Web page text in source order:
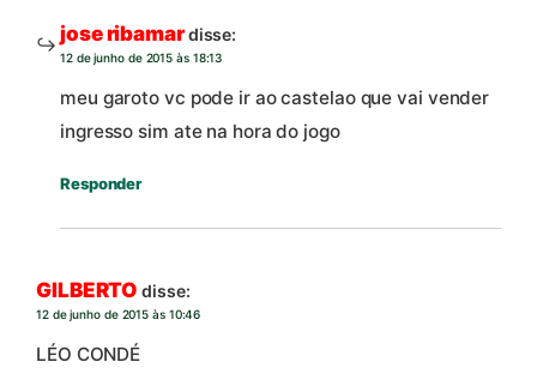
jose ribamardisse:
12 de junho de 2015 às 18:13
meu garoto vc pode ir ao castelao que vai vender
ingresso sim ate na hora do jogo
Responder
GILBERTO disse:
12 de junho de 2015 às 10:46
LÉO CONDÉ